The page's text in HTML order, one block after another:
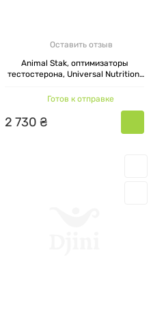
Оставить отзыв
Animal Stak, оптимизаторы
тестостерона, Universal Nutrition,
Готов к отправке
2 730 ₴